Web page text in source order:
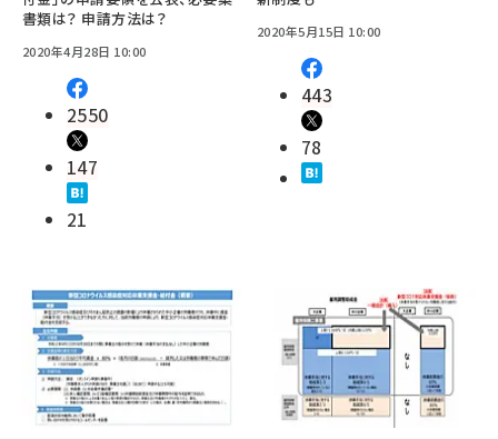
書類は？ 申請方法は？
2020年4月28日 10:00
2550
147
21
2020年5月15日 10:00
443
78